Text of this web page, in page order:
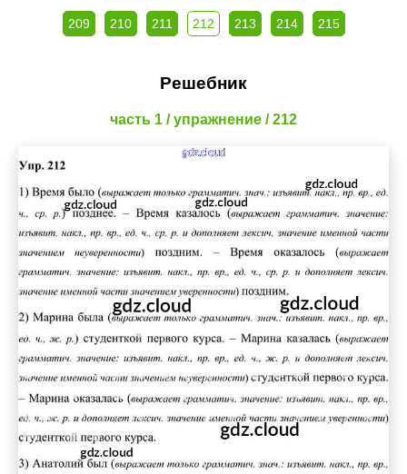
209 210 211 212 213 214 215
Решебник
часть 1 / упражнение / 212